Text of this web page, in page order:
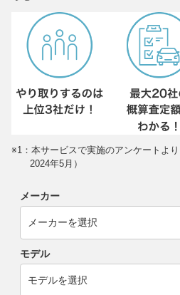
※1：本サービスで実施のアンケートよ
2024年5月）
メーカー
モデル